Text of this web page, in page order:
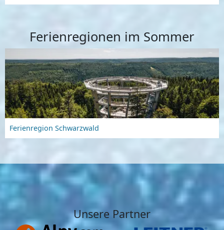
Ferienregionen im Sommer
Ferienregion Schwarzwald
Unsere Partner